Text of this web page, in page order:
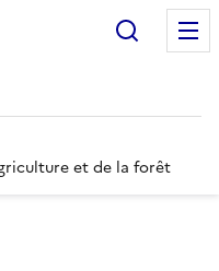
et de la forêt